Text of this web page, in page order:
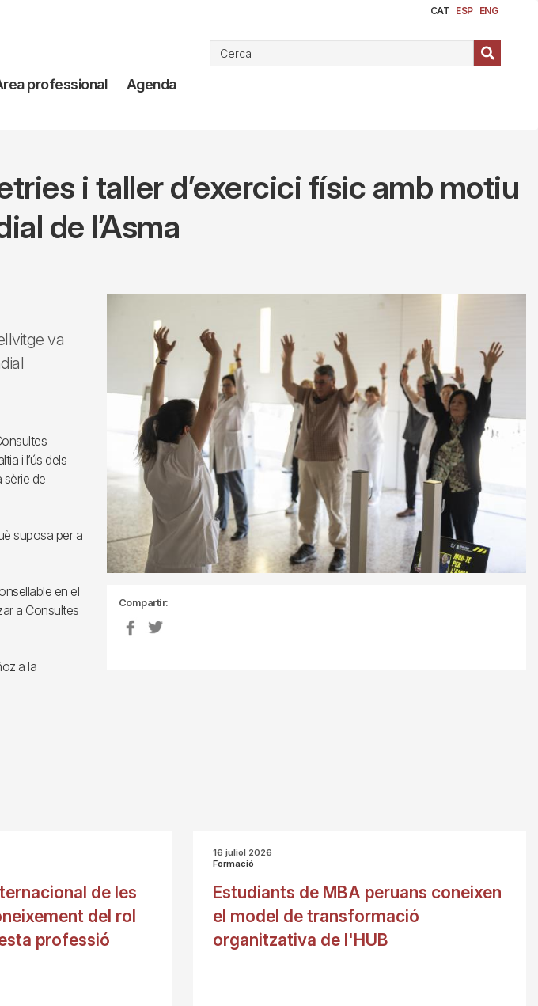
CAT ESP ENG
professional Agenda
i taller d’exercici físic amb motiu
de l’Asma
va
i l’ús dels
sèrie de
suposa per a
en el
a Consultes
a la
Compartir:
de les
del rol
professió
16 juliol 2026
Formació
Estudiants de MBA peruans coneixen
el model de transformació
organitzativa de l'HUB